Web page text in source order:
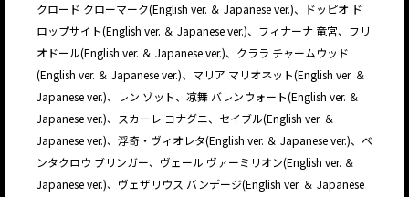
クロード クローマーク(English ver. ＆ Japanese ver.)、ドッピオ ド
ロップサイト(English ver. ＆ Japanese ver.)、フィナーナ 竜宮、フリ
オドール(English ver. ＆ Japanese ver.)、クララ チャームウッド
(English ver. ＆ Japanese ver.)、マリア マリオネット(English ver. ＆
Japanese ver.)、レン ゾット、凉舞 バレンウォート(English ver. ＆
Japanese ver.)、スカーレ ヨナグニ、セイブル(English ver. ＆
Japanese ver.)、浮奇・ヴィオレタ(English ver. ＆ Japanese ver.)、ベ
ンタクロウ ブリンガー、ヴェール ヴァーミリオン(English ver. ＆
Japanese ver.)、ヴェザリウス バンデージ(English ver. ＆ Japanese